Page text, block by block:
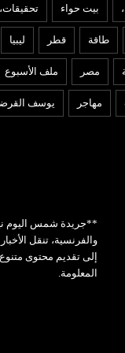
بيت حواء تحقيقات،
طاقة قطر ليبيا
مصر ملف الأسبوع
مهاجر يوسف
عربي ودولي
شمس اليوم نيوز 24
2026
ترامب يهاجم المصري
الرحمن السيد» بعد فوزه
ميتشيغان
**جريدة شمس اليوم
والفرنسية، تنقل
إلى تقديم محتوى
المعلومة.